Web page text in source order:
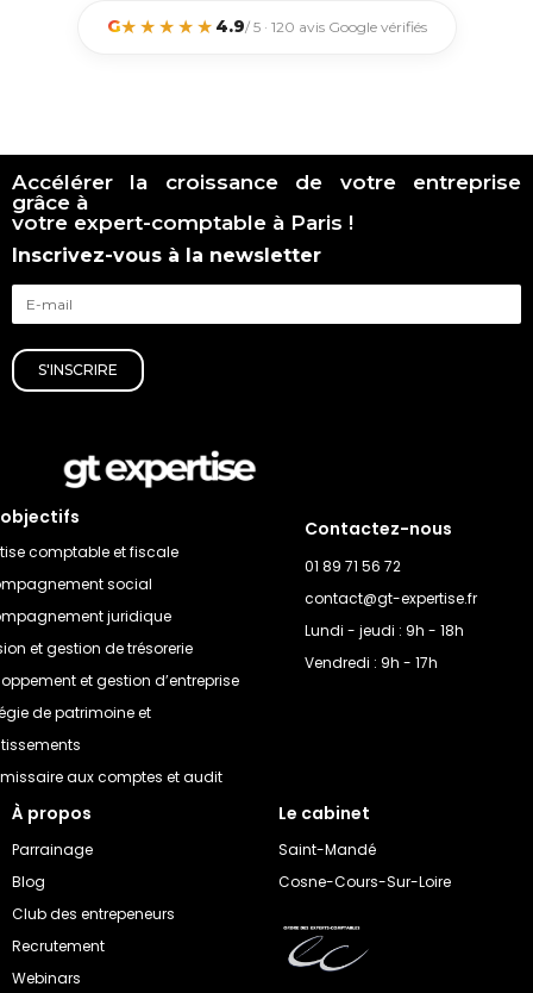
G★★★★★ 4.9/ 5 · 120 avis Google vérifiés
Accélérer la croissance de votre entreprise
grâce à
votre expert-comptable à Paris !
Inscrivez-vous à la newsletter
S'INSCRIRE
comptable et fiscale
social
juridique
et gestion de trésorerie
et gestion d’entreprise
de patrimoine et
aux comptes et audit
Contactez-nous
01 89 71 56 72
contact@gt-expertise.fr
Lundi - jeudi : 9h - 18h
Vendredi : 9h - 17h
À propos
Parrainage
Blog
Club des entrepeneurs
Recrutement
Webinars
Le cabinet
Saint-Mandé
Cosne-Cours-Sur-Loire